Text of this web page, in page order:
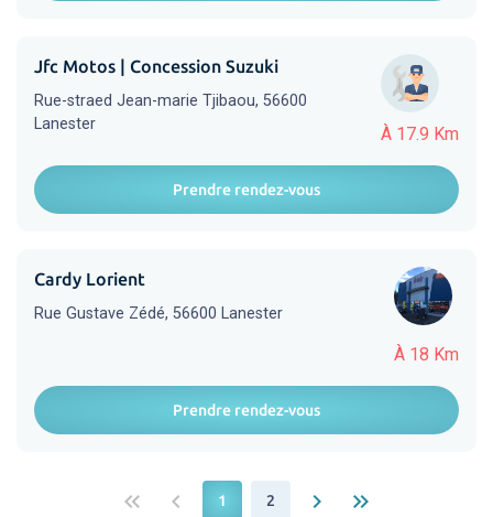
À 17.9 Km
Jfc Motos | Concession Suzuki
Rue-straed Jean-marie Tjibaou, 56600
Lanester
Prendre rendez-vous
À 18 Km
Cardy Lorient
Rue Gustave Zédé, 56600 Lanester
Prendre rendez-vous
keyboard_double_arrow_left keyboard_arrow_left 1 2 keyboard_arrow_right keyboard_double_arrow_right